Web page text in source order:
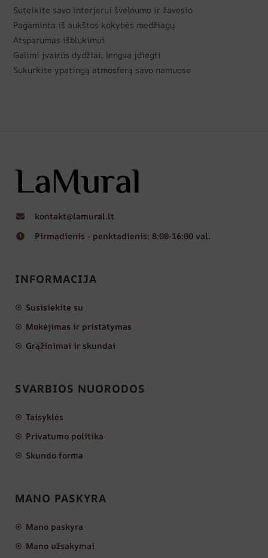
Suteikite savo interjerui švelnumo ir žavesio
Pagaminta iš aukštos kokybės medžiagų
Atsparumas išblukimui
Galimi įvairūs dydžiai, lengva įdiegti
Sukurkite ypatingą atmosferą savo namuose
kontakt@lamural.lt
Pirmadienis - penktadienis: 8:00-16:00 val.
INFORMACIJA
Susisiekite su
Mokėjimas ir pristatymas
Grąžinimai ir skundai
SVARBIOS NUORODOS
Taisyklės
Privatumo politika
Skundo forma
MANO PASKYRA
Mano paskyra
Mano užsakymai